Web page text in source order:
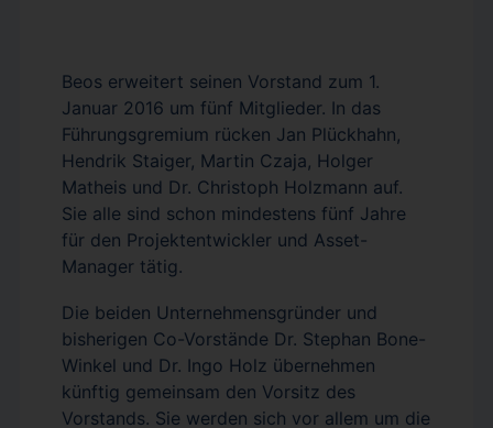
Beos erweitert seinen Vorstand zum 1.
Januar 2016 um fünf Mitglieder. In das
Führungsgremium rücken Jan Plückhahn,
Hendrik Staiger, Martin Czaja, Holger
Matheis und Dr. Christoph Holzmann auf.
Sie alle sind schon mindestens fünf Jahre
für den Projektentwickler und Asset-
Manager tätig.
Die beiden Unternehmensgründer und
bisherigen Co-Vorstände Dr. Stephan Bone-
Winkel und Dr. Ingo Holz übernehmen
künftig gemeinsam den Vorsitz des
Vorstands. Sie werden sich vor allem um die